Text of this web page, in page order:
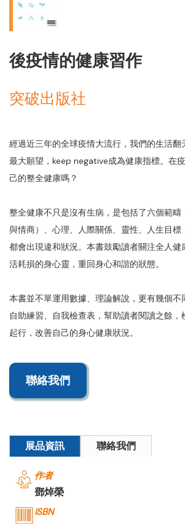
後疫情的健康習作
突破出版社
經過近三年的全球疫情大流行，我們的生活翻
最大願望，keep negative成為健康指標。在
己的整全健康嗎？
整全健康不只是沒有生病，是包括了六個範疇
與情商）、心理、人際關係、靈性、人生目標
都會出現違和狀況。本書鼓勵讀者關注全人健
活耗損的身心靈，重回身心和諧的狀態。
本書並不單運用數據、理論解說，更有幾個不
自助練習、自我檢查表，幫助讀者閱讀之餘
起行，改善自己的身心健康狀況。
聯絡我們
展品資訊 聯絡我們
作者
鄧焯榮
ISBN